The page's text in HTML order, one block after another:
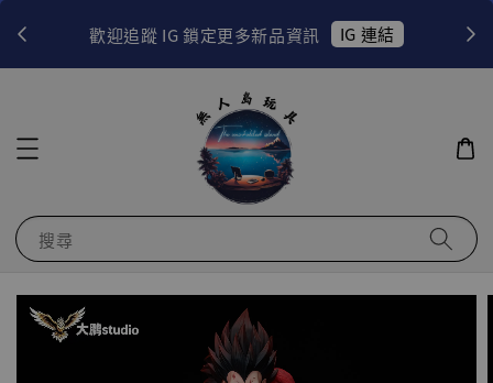
歡迎追蹤 IG 鎖定更多新品資訊 IG 連結
搜尋